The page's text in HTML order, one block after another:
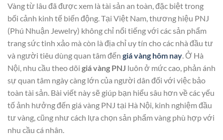
Vàng từ lâu đã được xem là tài sản an toàn, đặc biệt trong
bối cảnh kinh tế biến động. Tại Việt Nam, thương hiệu PNJ
(Phú Nhuận Jewelry) không chỉ nổi tiếng với các sản phẩm
trang sức tinh xảo mà còn là địa chỉ uy tín cho các nhà đầu tư
và người tiêu dùng quan tâm đến giá vàng hôm nay . Ở Hà
Nội, nhu cầu theo dõi giá vàng PNJ luôn ở mức cao, phản ánh
sự quan tâm ngày càng lớn của người dân đối với việc bảo
toàn tài sản. Bài viết này sẽ giúp bạn hiểu sâu hơn về các yếu
tố ảnh hưởng đến giá vàng PNJ tại Hà Nội, kinh nghiệm đầu
tư vàng, cũng như cách lựa chọn sản phẩm vàng phù hợp với
nhu cầu cá nhân.